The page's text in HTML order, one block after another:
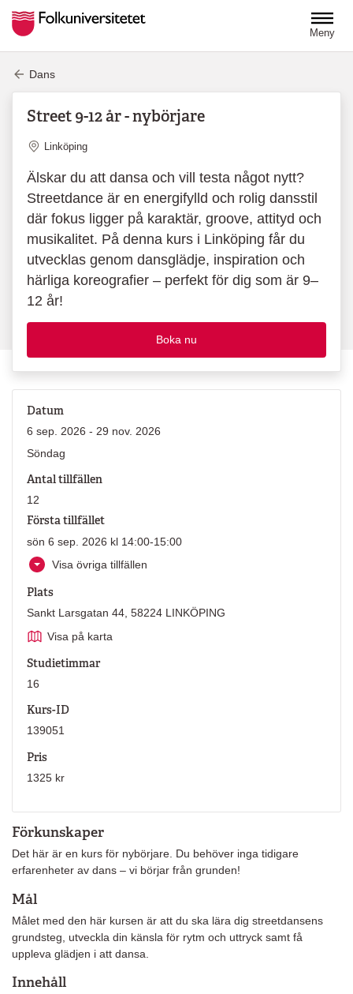
Meny
Dans
Street 9-12 år - nybörjare
Plats
Linköping
Älskar du att dansa och vill testa något nytt?
Streetdance är en energifylld och rolig dansstil
där fokus ligger på karaktär, groove, attityd och
musikalitet. På denna kurs i Linköping får du
utvecklas genom dansglädje, inspiration och
härliga koreografier – perfekt för dig som är 9–
12 år!
Boka nu
Förkunskaper
Det här är en kurs för nybörjare. Du behöver inga tidigare
erfarenheter av dans – vi börjar från grunden!
Mål
Målet med den här kursen är att du ska lära dig streetdansens
grundsteg, utveckla din känsla för rytm och uttryck samt få
uppleva glädjen i att dansa.
Innehåll
Datum
6 sep. 2026 - 29 nov. 2026
Söndag
Antal tillfällen
12
Första tillfället
sön 6 sep. 2026 kl 14:00-15:00
Visa övriga tillfällen
Plats
Sankt Larsgatan 44, 58224 LINKÖPING
Visa på karta
Studietimmar
16
Kurs-ID
139051
Pris
1325 kr